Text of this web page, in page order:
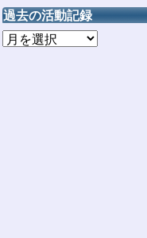
過去の活動記録